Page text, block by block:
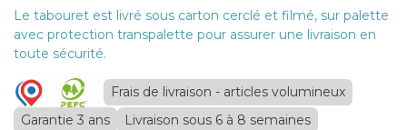
Le tabouret est livré sous carton cerclé et filmé, sur palette
avec protection transpalette pour assurer une livraison en
toute sécurité.
Frais de livraison - articles volumineux
Garantie 3 ans
Livraison sous 6 à 8 semaines